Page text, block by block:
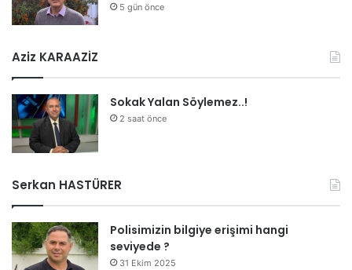
5 gün önce
Aziz KARAAZİZ
Sokak Yalan Söylemez..!
2 saat önce
Serkan HASTÜRER
Polisimizin bilgiye erişimi hangi
seviyede ?
31 Ekim 2025